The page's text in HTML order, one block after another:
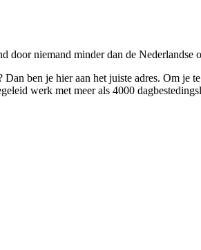
door niemand minder dan de Nederlandse
ben je hier aan het juiste adres. Om je
werk met meer als 4000